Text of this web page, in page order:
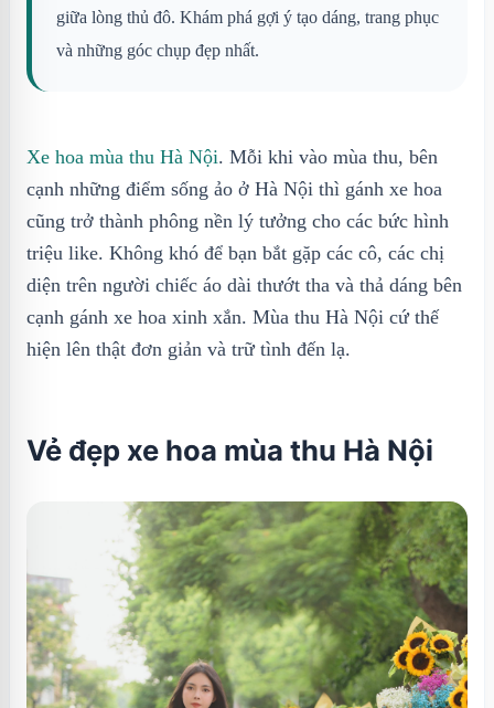
giữa lòng thủ đô. Khám phá gợi ý tạo dáng, trang phục
và những góc chụp đẹp nhất.
Xe hoa mùa thu Hà Nội. Mỗi khi vào mùa thu, bên
cạnh những điểm sống ảo ở Hà Nội thì gánh xe hoa
cũng trở thành phông nền lý tưởng cho các bức hình
triệu like. Không khó để bạn bắt gặp các cô, các chị
diện trên người chiếc áo dài thướt tha và thả dáng bên
cạnh gánh xe hoa xinh xắn. Mùa thu Hà Nội cứ thế
hiện lên thật đơn giản và trữ tình đến lạ.
Vẻ đẹp xe hoa mùa thu Hà Nội